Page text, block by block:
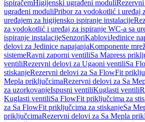
ispiračemHigijenski ugrađeni moduli
ugrađeni moduliPribor za vodokotlić i uređaj
uređajem za higijensko ispiranje instalacije
za vodokotlić i uređaj za ispiranje WC-a sa
ispiranje instalacijeSenzoriKabloviJedinice
delovi za Jedinice napajanjaKomponente
sistemeRavni zaporni ventiliSa Mapress
ventiliRezervni delovi za Ugaoni ventiliSa
stiskanjeRezervni delovi za Sa FlowFit
Mepla priključcimaRezervni delovi za Sa
za uzorkovanjeIspusni ventiliKuglasti ventili
Kuglasti ventiliSa FlowFit priključcima za
za Sa FlowFit priključcima za stiskanjeSa
priključcimaRezervni delovi za Sa Mepla